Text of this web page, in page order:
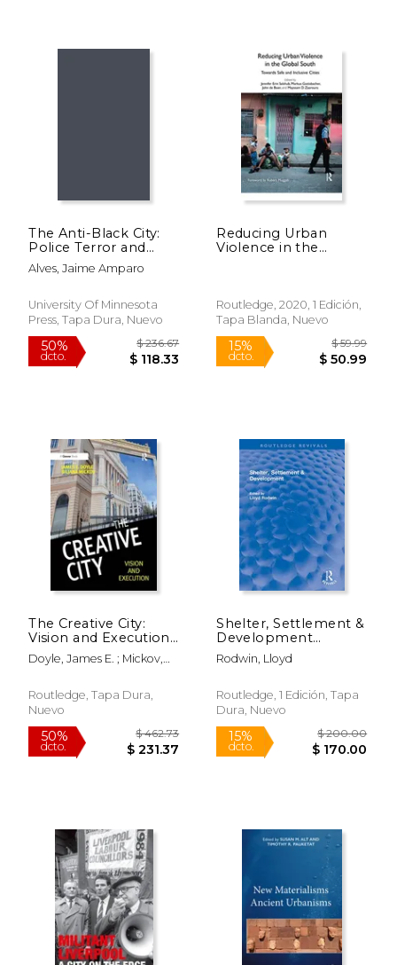
50%
dcto. $ 47.25
50%
dcto.
The Anti-Black City:
Police Terror and
Black Urban Life in
Brazil (en Inglés)
Alves, Jaime Amparo
University Of Minnesota
Press, Tapa Dura, Nuevo
50%
dcto.
$ 236.67
$ 118.33
Reducing Urban
Violence in the
(Routledge Studies in
Cities and
Inglés)
Routledge, 2020, 1 Edición,
Tapa Blanda, Nuevo
15%
dcto.
The Creative City:
Vision and Execution
(en Inglés)
Doyle, James E. ; Mickov,
Routledge, Tapa Dura,
Nuevo
Shelter, Settlement &
Development
(Routledge Revivals)
(en Inglés)
Rodwin, Lloyd
Routledge, 1 Edición, Tapa
Dura, Nuevo